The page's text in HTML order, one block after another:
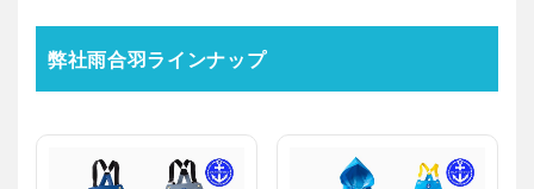
弊社雨合羽ラインナップ